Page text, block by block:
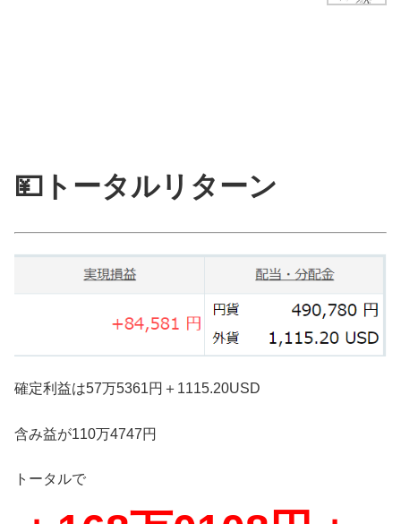
💴トータルリターン
確定利益は57万5361円＋1115.20USD
含み益が110万4747円
トータルで